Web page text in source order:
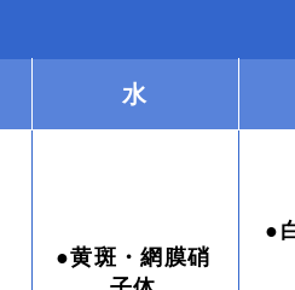
水
●黄斑・網膜硝
●